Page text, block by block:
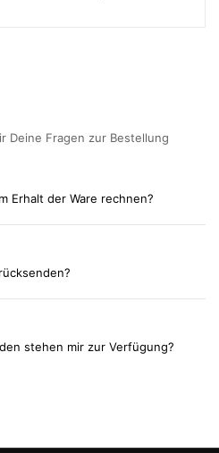
Deine Fragen zur Bestellung
Erhalt der Ware rechnen?
stehen mir zur Verfügung?